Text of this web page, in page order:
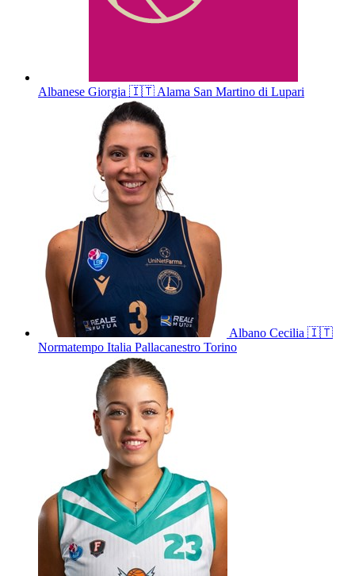
Albanese Giorgia 🇮🇹Alama San Martino di Lupari
Albano Cecilia 🇮🇹
Normatempo Italia Pallacanestro Torino